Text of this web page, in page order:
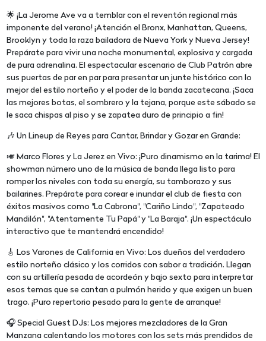
🌟 ¡La Jerome Ave va a temblar con el reventón regional más
imponente del verano! ¡Atención el Bronx, Manhattan, Queens,
Brooklyn y toda la raza bailadora de Nueva York y Nueva Jersey!
Prepárate para vivir una noche monumental, explosiva y cargada
de pura adrenalina. El espectacular escenario de Club Patrón abre
sus puertas de par en par para presentar un junte histórico con lo
mejor del estilo norteño y el poder de la banda zacatecana. ¡Saca
las mejores botas, el sombrero y la tejana, porque este sábado se
le saca chispas al piso y se zapatea duro de principio a fin!
🎶 Un Lineup de Reyes para Cantar, Brindar y Gozar en Grande:
🎺 Marco Flores y La Jerez en Vivo: ¡Puro dinamismo en la tarima! El
showman número uno de la música de banda llega listo para
romper los niveles con toda su energía, su tamborazo y sus
bailarines. Prepárate para corear e inundar el club de fiesta con
éxitos masivos como "La Cabrona", "Cariño Lindo", "Zapateado
Mandilón", "Atentamente Tu Papá" y "La Baraja". ¡Un espectáculo
interactivo que te mantendrá encendido!
🎸 Los Varones de California en Vivo: Los dueños del verdadero
estilo norteño clásico y los corridos con sabor a tradición. Llegan
con su artillería pesada de acordeón y bajo sexto para interpretar
esos temas que se cantan a pulmón herido y que exigen un buen
trago. ¡Puro repertorio pesado para la gente de arranque!
🎧 Special Guest DJs: Los mejores mezcladores de la Gran
Manzana calentando los motores con los sets más prendidos de